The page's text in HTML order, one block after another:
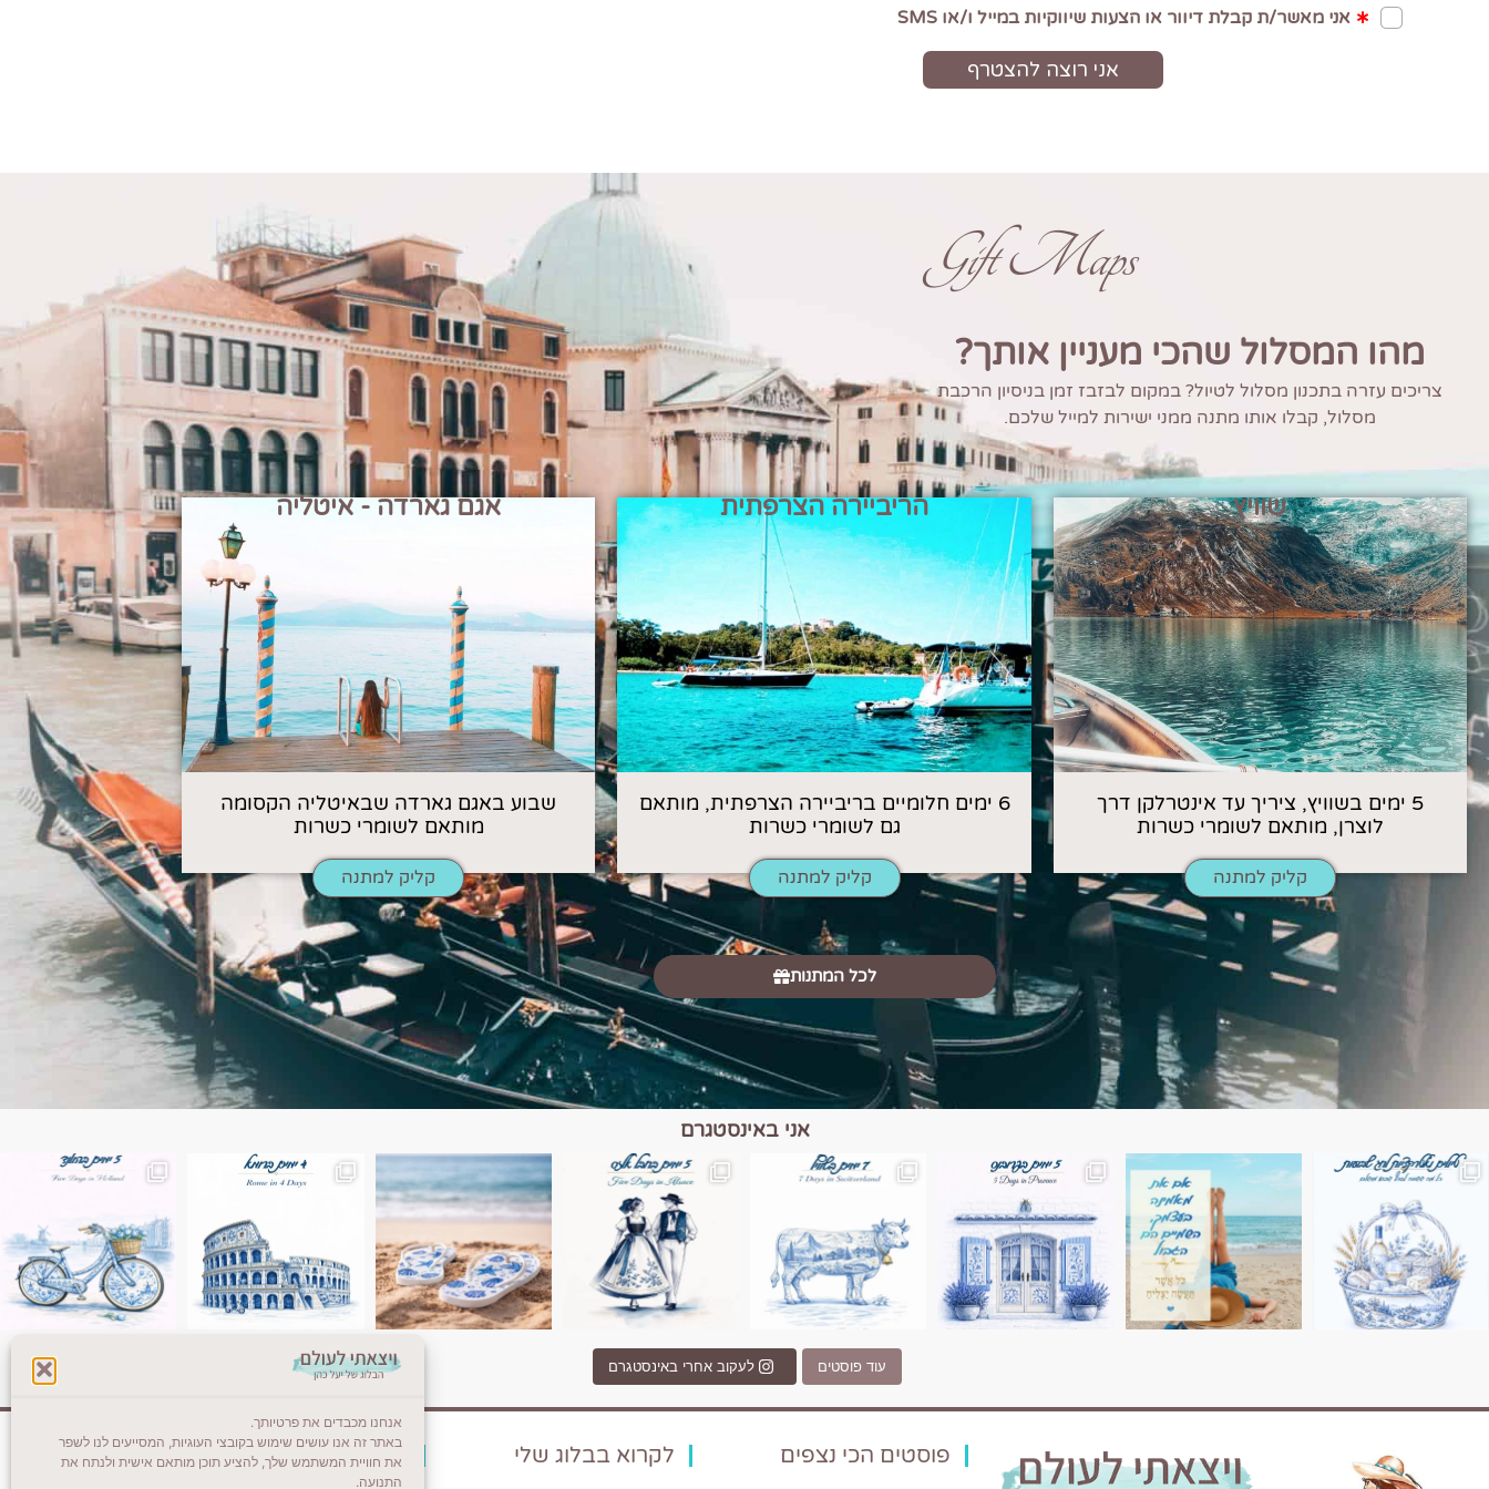
אנחנו מכבדים את פרטיותך.
באתר זה אנו עושים שימוש בקובצי העוגיות, המסייעים לנו לשפר
את חוויית המשתמש שלך, להציע תוכן מותאם אישית ולנתח את
התנועה.
Gift Maps
מהו המסלול שהכי מעניין אותך?
צריכים עזרה בתכנון מסלול לטיול? במקום לבזבז זמן בניסיון הרכבת
מסלול, קבלו אותו מתנה ממני ישירות למייל שלכם.
שוויץ
5 ימים בשוויץ, ציריך עד אינטרלקן דרך
לוצרן, מותאם לשומרי כשרות
קליק למתנה
הריביירה הצרפתית
6 ימים חלומיים בריביירה הצרפתית, מותאם
גם לשומרי כשרות
קליק למתנה
אגם גארדה - איטליה
שבוע באגם גארדה שבאיטליה הקסומה
מותאם לשומרי כשרות
קליק למתנה
לכל המתנות
אני באינסטגרם
השמים הם הגבול 💙🩵 טיול בין כפרים, יין ונופים בחבל אלזס צרפת
יש רגע כזה בחופשה שבו הכל נהיה פשוט יותר. החול, הי
יש ערים בעולם שמרגישות כמו מסע בזמן. רומא היא אחתInstagram post 18087423191462101
עוד פוסטים לעקוב אחרי באינסטגרם
פוסטים הכי נצפים לקרוא בבלוג שלי צרו קשר (לא בשבת)